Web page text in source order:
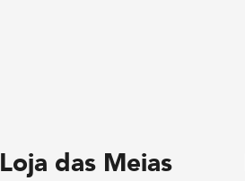
Loja das Meias